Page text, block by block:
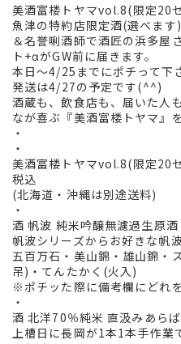
美酒富楼トヤマvol.8(限定20
魚津の特約店限定酒(選べま
＆名誉唎酒師で酒匠の浜多屋
ト+αがGW前に届きます。
本日〜4/25までにポチって下
発送は4/27の予定です(^^)
酒蔵も、飲食店も、届いた人
なが喜ぶ『美酒富楼トヤマ』
・
・
美酒富楼トヤマvol.8(限定20
税込
(北海道・沖縄は別途送料)
・
酒 帆波 純米吟醸無濾過生原
帆波シリーズからお好きな帆
五百万石・美山錦・雄山錦・
吊)・てんたかく(火入)
※ポチッた際に備考欄にどれ
・
酒 北洋70％純米 直汲みあら
上槽日に長岡が1本1本手作業